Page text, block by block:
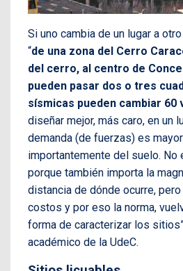
Si uno cambia de un lugar a
“de una zona del Cerro
del cerro, al centro de
pueden pasar dos o tres
sísmicas pueden cambiar 60
diseñar mejor, más caro, en un
demanda (de fuerzas) es
importantemente del suelo. No
porque también importa la
distancia de dónde ocurre,
costos y por eso la norma,
forma de caracterizar los
académico de la UdeC.